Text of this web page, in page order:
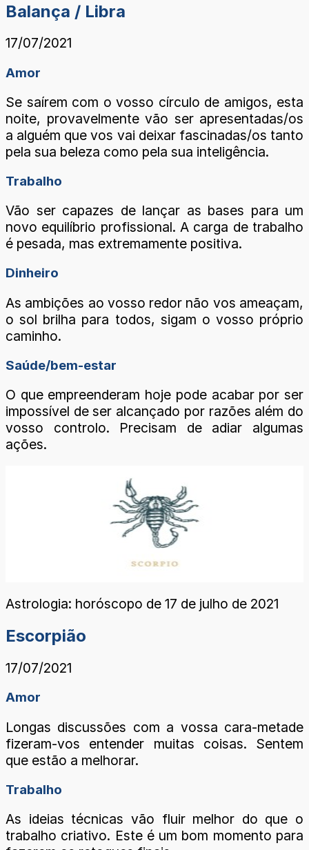
Balança / Libra
17/07/2021
Amor
Se saírem com o vosso círculo de amigos, esta
noite, provavelmente vão ser apresentadas/os
a alguém que vos vai deixar fascinadas/os tanto
pela sua beleza como pela sua inteligência.
Trabalho
Vão ser capazes de lançar as bases para um
novo equilíbrio profissional. A carga de trabalho
é pesada, mas extremamente positiva.
Dinheiro
As ambições ao vosso redor não vos ameaçam,
o sol brilha para todos, sigam o vosso próprio
caminho.
Saúde/bem-estar
O que empreenderam hoje pode acabar por ser
impossível de ser alcançado por razões além do
vosso controlo. Precisam de adiar algumas
ações.
Astrologia: horóscopo de 17 de julho de 2021
Escorpião
17/07/2021
Amor
Longas discussões com a vossa cara-metade
fizeram-vos entender muitas coisas. Sentem
que estão a melhorar.
Trabalho
As ideias técnicas vão fluir melhor do que o
trabalho criativo. Este é um bom momento para